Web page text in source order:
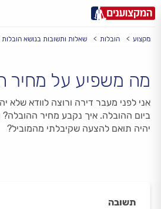
עיר: תל אביב, חיפה…
מקצוע הובלות שאלות ותשובות בנושא הובלות
מה משפיע על מחיר
אני לפני מעבר דירה ורוצה לוודא שלא
ביום ההובלה. איך נקבע מחיר
יהיה תואם להצעה שקיבלתי מהמוביל?
תשובה